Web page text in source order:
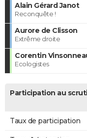
Alain Gérard Janot
Reconquête !
Aurore de Clisson
Extrême droite
Corentin
Ecologistes
Participation au
Taux de participation